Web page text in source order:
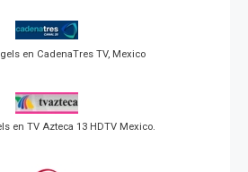
en CadenaTres TV, Mexico
en TV Azteca 13 HDTV Mexico.